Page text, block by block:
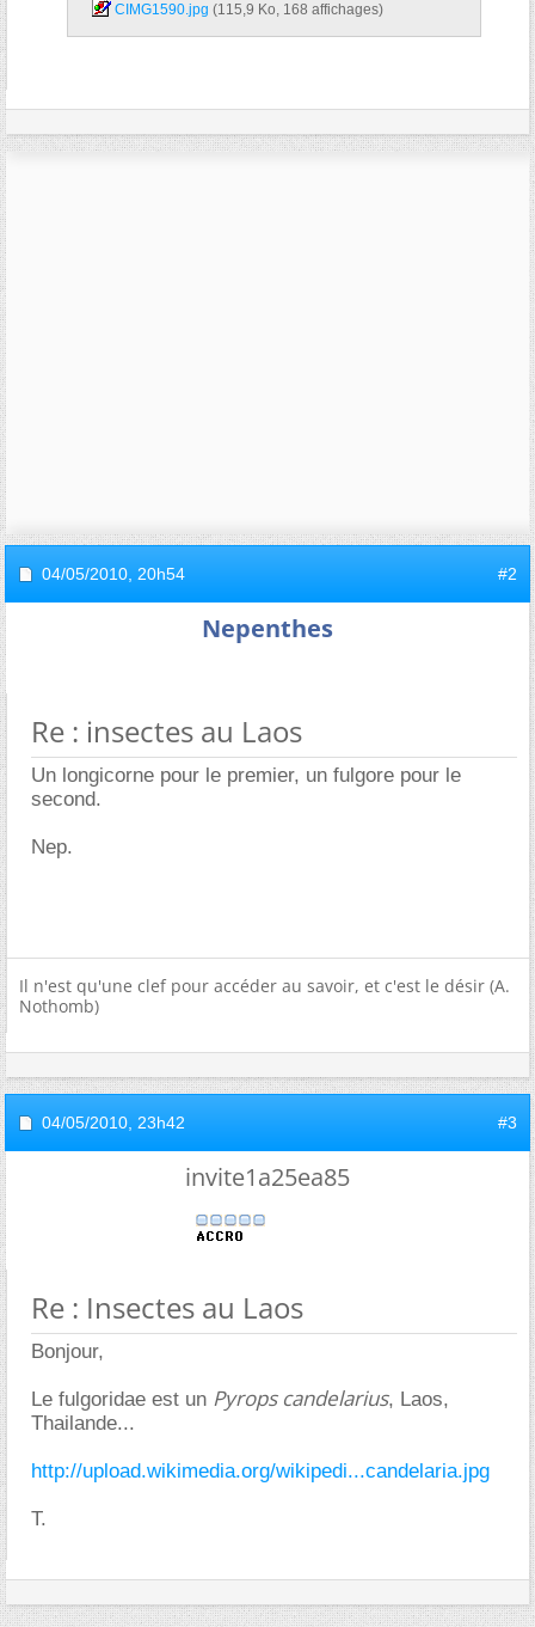
CIMG1590.jpg‎ (115,9 Ko, 168 affichages)
04/05/2010, 20h54 #2
Nepenthes
Re : insectes au Laos
Un longicorne pour le premier, un fulgore pour le
second.
Nep.
Il n'est qu'une clef pour accéder au savoir, et c'est le désir (A.
Nothomb)
04/05/2010, 23h42 #3
invite1a25ea85
Re : Insectes au Laos
Bonjour,
Le fulgoridae est un Pyrops candelarius, Laos,
Thailande...
http://upload.wikimedia.org/wikipedi...candelaria.jpg
T.